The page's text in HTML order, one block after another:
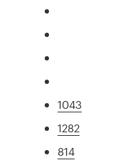
1043
1282
814